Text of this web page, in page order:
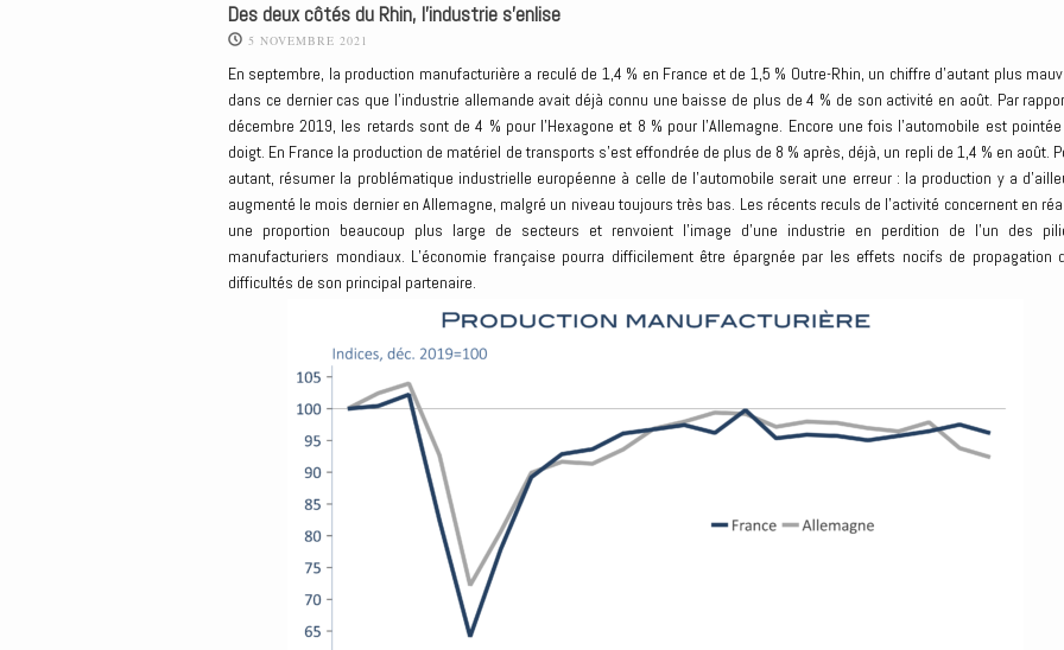
Des deux côtés du Rhin, l’industrie s’enlise
5 NOVEMBRE 2021
En septembre, la production manufacturière a reculé de 1,4 % en France et de 1,5 % Outre-Rhin, un chiffre d’autant plus
dans ce dernier cas que l’industrie allemande avait déjà connu une baisse de plus de 4 % de son activité en août. Par
décembre 2019, les retards sont de 4 % pour l’Hexagone et 8 % pour l’Allemagne. Encore une fois l’automobile est
doigt. En France la production de matériel de transports s’est effondrée de plus de 8 % après, déjà, un repli de 1,4 % en août.
autant, résumer la problématique industrielle européenne à celle de l’automobile serait une erreur : la production y a
augmenté le mois dernier en Allemagne, malgré un niveau toujours très bas. Les récents reculs de l’activité concernent en
une proportion beaucoup plus large de secteurs et renvoient l’image d’une industrie en perdition de l’un des
manufacturiers mondiaux. L’économie française pourra difficilement être épargnée par les effets nocifs de propagation
difficultés de son principal partenaire.